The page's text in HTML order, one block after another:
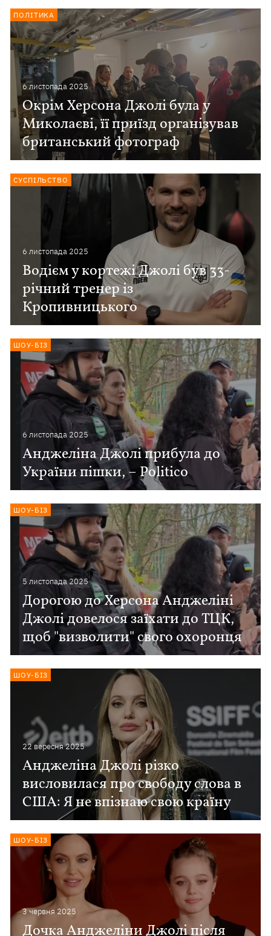
6 листопада 2025
Окрім Херсона Джолі була у
Миколаєві, її приїзд організував
британський фотограф
ПОЛІТИКА
6 листопада 2025
Водієм у кортежі Джолі був 33-
річний тренер із
Кропивницького
СУСПІЛЬСТВО
6 листопада 2025
Анджеліна Джолі прибула до
України пішки, – Politico
ШОУ-БІЗ
5 листопада 2025
Дорогою до Херсона Анджеліні
Джолі довелося заїхати до ТЦК,
щоб "визволити" свого охоронця
ШОУ-БІЗ
22 вересня 2025
Анджеліна Джолі різко
висловилася про свободу слова в
США: Я не впізнаю свою країну
ШОУ-БІЗ
3 червня 2025
Дочка Анджеліни Джолі після
ШОУ-БІЗ